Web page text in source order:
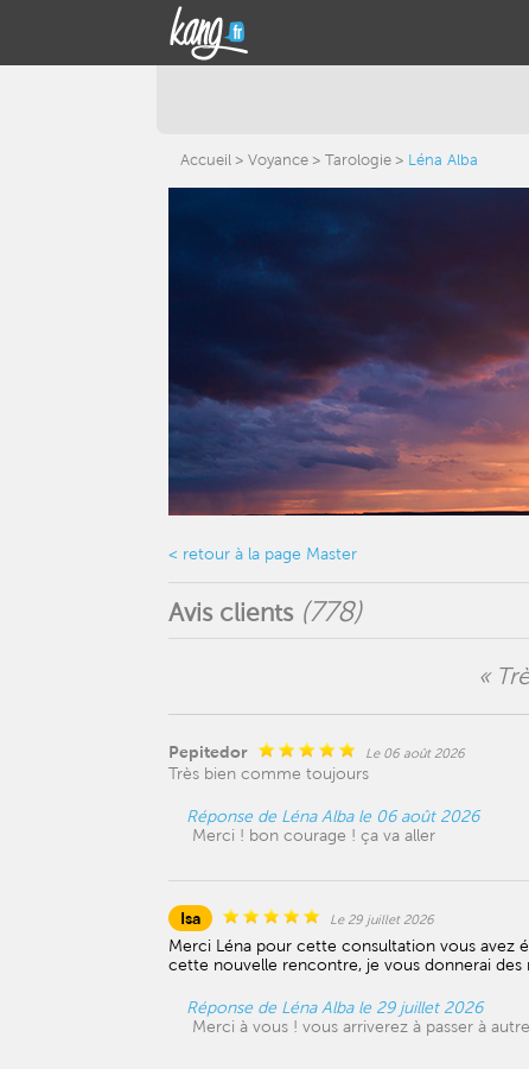
Accueil Voyance Tarologie Léna Alba
< retour à la page Master
Avis clients (778)
«
Pepitedor Le 06 août 2026
Très bien comme toujours
Réponse de Léna Alba le 06 août 2026
Merci ! bon courage ! ça va aller
Isa Le 29 juillet 2026
Merci Léna pour cette consultation vous avez
cette nouvelle rencontre, je vous donnerai des
Réponse de Léna Alba le 29 juillet 2026
Merci à vous ! vous arriverez à passer à